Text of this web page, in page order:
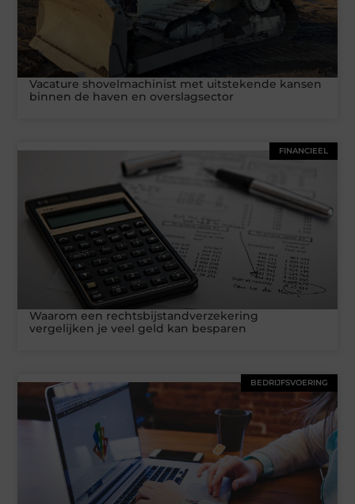
Vacature shovelmachinist met uitstekende kansen
binnen de haven en overslagsector
FINANCIEEL
Waarom een rechtsbijstandverzekering
vergelijken je veel geld kan besparen
BEDRIJFSVOERING